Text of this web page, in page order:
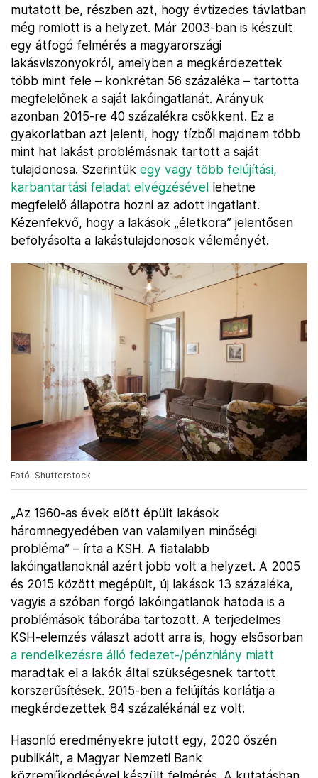
mutatott be, részben azt, hogy évtizedes távlatban
még romlott is a helyzet. Már 2003-ban is készült
egy átfogó felmérés a magyarországi
lakásviszonyokról, amelyben a megkérdezettek
több mint fele – konkrétan 56 százaléka – tartotta
megfelelőnek a saját lakóingatlanát. Arányuk
azonban 2015-re 40 százalékra csökkent. Ez a
gyakorlatban azt jelenti, hogy tízből majdnem több
mint hat lakást problémásnak tartott a saját
tulajdonosa. Szerintük egy vagy több felújítási,
karbantartási feladat elvégzésével lehetne
megfelelő állapotra hozni az adott ingatlant.
Kézenfekvő, hogy a lakások „életkora” jelentősen
befolyásolta a lakástulajdonosok véleményét.
Fotó: Shutterstock
„Az 1960-as évek előtt épült lakások
háromnegyedében van valamilyen minőségi
probléma” – írta a KSH. A fiatalabb
lakóingatlanoknál azért jobb volt a helyzet. A 2005
és 2015 között megépült, új lakások 13 százaléka,
vagyis a szóban forgó lakóingatlanok hatoda is a
problémások táborába tartozott. A terjedelmes
KSH-elemzés választ adott arra is, hogy elsősorban
a rendelkezésre álló fedezet-/pénzhiány miatt
maradtak el a lakók által szükségesnek tartott
korszerűsítések. 2015-ben a felújítás korlátja a
megkérdezettek 84 százalékánál ez volt.
Hasonló eredményekre jutott egy, 2020 őszén
publikált, a Magyar Nemzeti Bank